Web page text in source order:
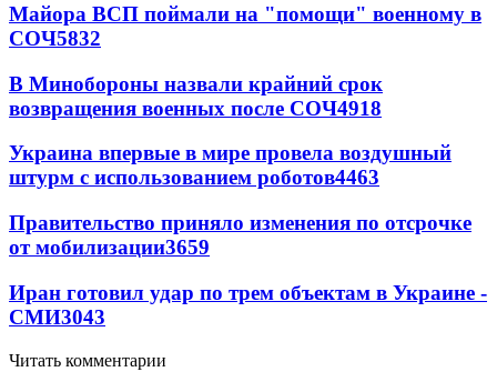
Майора ВСП поймали на "помощи" военному в
СОЧ5832
В Минобороны назвали крайний срок
возвращения военных после СОЧ4918
Украина впервые в мире провела воздушный
штурм с использованием роботов4463
Правительство приняло изменения по отсрочке
от мобилизации3659
Иран готовил удар по трем объектам в Украине -
СМИ3043
Читать комментарии